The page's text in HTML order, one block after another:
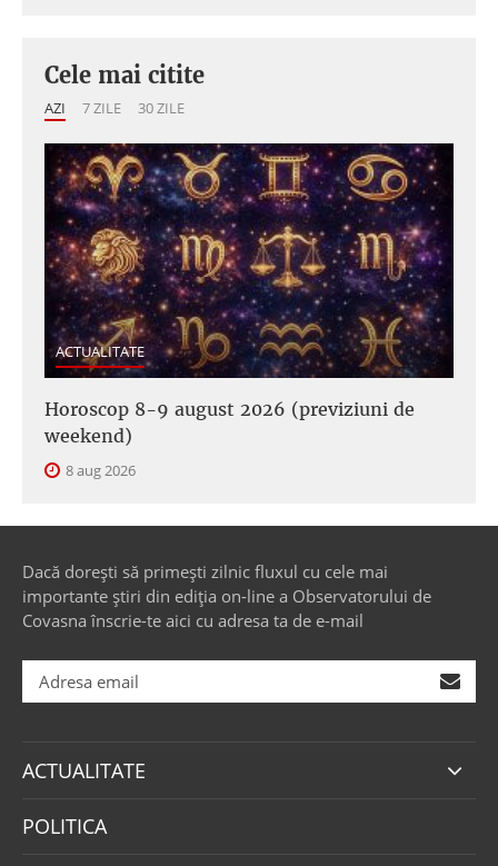
Cele mai citite
AZI 7 ZILE 30 ZILE
ACTUALITATE
Horoscop 8-9 august 2026 (previziuni de
weekend)
8 aug 2026
Dacă dorești să primești zilnic fluxul cu cele mai
importante știri din ediția on-line a Observatorului de
Covasna înscrie-te aici cu adresa ta de e-mail
ACTUALITATE
POLITICA